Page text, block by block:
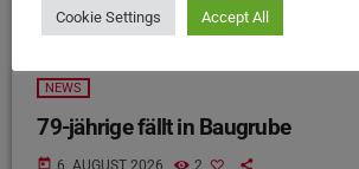
NEWS
79-jährige fällt in Baugrube
today 6. AUGUST 2026 2
Cookie Settings Accept All